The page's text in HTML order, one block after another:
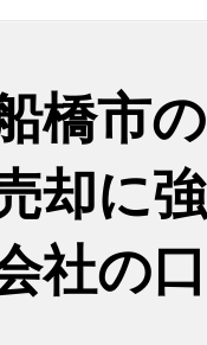
橋市の
却に
社の